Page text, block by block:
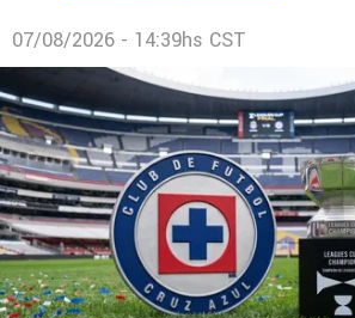
07/08/2026 - 14:39hs CST